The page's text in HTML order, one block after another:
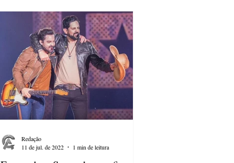
Redação
11 de jul. de 2022
1 min de leitura